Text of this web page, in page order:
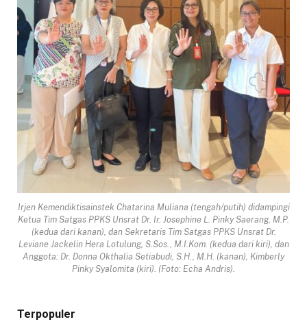
Irjen Kemendiktisainstek Chatarina Muliana (tengah/putih) didampingi
Ketua Tim Satgas PPKS Unsrat Dr. Ir. Josephine L. Pinky Saerang, M.P.
(kedua dari kanan), dan Sekretaris Tim Satgas PPKS Unsrat Dr.
Leviane Jackelin Hera Lotulung, S.Sos., M.I.Kom. (kedua dari kiri), dan
Anggota: Dr. Donna Okthalia Setiabudi, S.H., M.H. (kanan), Kimberly
Pinky Syalomita (kiri). (Foto: Echa Andris).
Terpopuler